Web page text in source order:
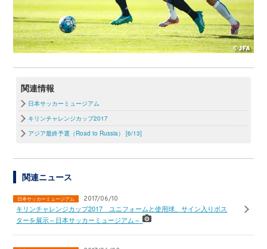
関連情報
日本サッカーミュージアム
キリンチャレンジカップ2017
アジア最終予選（Road to Russia） [6/13]
関連ニュース
日本サッカーミュージアム 2017/06/10
キリンチャレンジカップ2017 ユニフォームと使用球、サイン入りポス
ターを展示～日本サッカーミュージアム～